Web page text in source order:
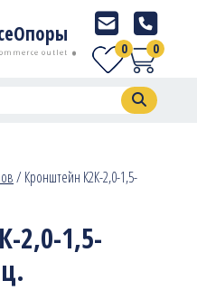
outlet 0
0
/Кронштейн К2К-2,0-1,5-
2,0-1,5-